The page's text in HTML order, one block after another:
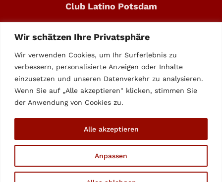
Wir schätzen Ihre Privatsphäre
Wir verwenden Cookies, um Ihr Surferlebnis zu
verbessern, personalisierte Anzeigen oder Inhalte
einzusetzen und unseren Datenverkehr zu analysieren.
Wenn Sie auf „Alle akzeptieren" klicken, stimmen Sie
der Anwendung von Cookies zu.
Anpassen
Alle akzeptieren
Club Latino Potsdam
14482 Potsdam
Call: +49 331 – 708227
info@club-latino.de
© Copyright 2012 - 2026 |Club Latino Potsdam
Datenschutz|Impressum